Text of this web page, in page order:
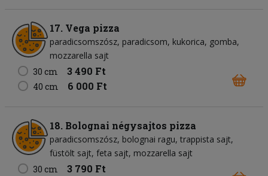
17. Vega pizza
paradicsomszósz paradicsom kukorica gomba
mozzarella sajt
30 cm
3 490 Ft
40 cm 6 000 Ft
18. Bolognai négysajtos pizza
paradicsomszósz bolognai ragu trappista sajt
füstölt sajt feta sajt mozzarella sajt
30 cm
3 790 Ft